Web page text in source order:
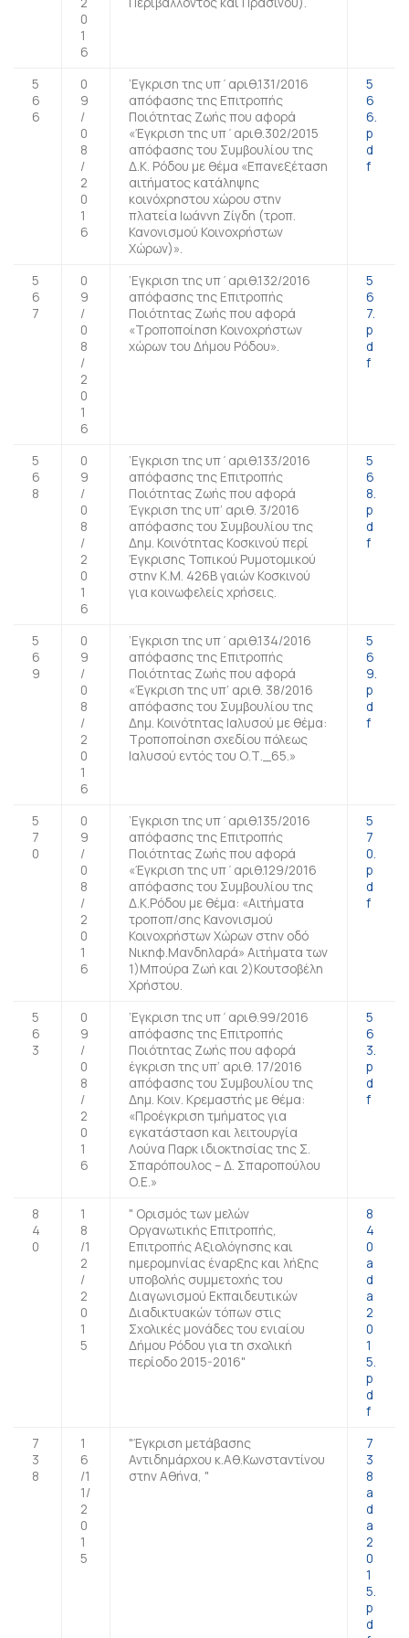
0
1
6
5
6
6
0
9
/
0
8
/
2
0
1
6
’Εγκριση της υπ΄αριθ.131/2016
απόφασης της Επιτροπής
Ποιότητας Ζωής που αφορά
«Έγκριση της υπ΄αριθ.302/2015
απόφασης του Συμβουλίου της
Δ.Κ. Ρόδου με θέμα «Επανεξέταση
αιτήματος κατάληψης
κοινόχρηστου χώρου στην
πλατεία Ιωάννη Ζίγδη (τροπ.
Κανονισμού Κοινοχρήστων
Χώρων)».
5
6
6.
p
d
f
5
6
7
0
9
/
0
8
/
2
0
1
6
’Εγκριση της υπ΄αριθ.132/2016
απόφασης της Επιτροπής
Ποιότητας Ζωής που αφορά
«Τροποποίηση Κοινοχρήστων
χώρων του Δήμου Ρόδου».
5
6
7.
p
d
f
5
6
8
0
9
/
0
8
/
2
0
1
6
’Εγκριση της υπ΄αριθ.133/2016
απόφασης της Επιτροπής
Ποιότητας Ζωής που αφορά
Έγκριση της υπ’ αριθ. 3/2016
απόφασης του Συμβουλίου της
Δημ. Κοινότητας Κοσκινού περί
Έγκρισης Τοπικού Ρυμοτομικού
στην Κ.Μ. 426Β γαιών Κοσκινού
για κοινωφελείς χρήσεις.
5
6
8.
p
d
f
5
6
9
0
9
/
0
8
/
2
0
1
6
’Εγκριση της υπ΄αριθ.134/2016
απόφασης της Επιτροπής
Ποιότητας Ζωής που αφορά
«Έγκριση της υπ’ αριθ. 38/2016
απόφασης του Συμβουλίου της
Δημ. Κοινότητας Ιαλυσού με θέμα:
Τροποποίηση σχεδίου πόλεως
Ιαλυσού εντός του Ο.Τ._65.»
5
6
9.
p
d
f
5
7
0
0
9
/
0
8
/
2
0
1
6
’Εγκριση της υπ΄αριθ.135/2016
απόφασης της Επιτροπής
Ποιότητας Ζωής που αφορά
«Έγκριση της υπ΄αριθ.129/2016
απόφασης του Συμβουλίου της
Δ.Κ.Ρόδου με θέμα: «Αιτήματα
τροποπ/σης Κανονισμού
Κοινοχρήστων Χώρων στην οδό
Νικηφ.Μανδηλαρά» Αιτήματα των
1)Μπούρα Ζωή και 2)Κουτσοβέλη
Χρήστου.
5
7
0.
p
d
f
5
6
3
0
9
/
0
8
/
2
0
1
6
’Εγκριση της υπ΄αριθ.99/2016
απόφασης της Επιτροπής
Ποιότητας Ζωής που αφορά
έγκριση της υπ’ αριθ. 17/2016
απόφασης του Συμβουλίου της
Δημ. Κοιν. Κρεμαστής με θέμα:
«Προέγκριση τμήματος για
εγκατάσταση και λειτουργία
Λούνα Παρκ ιδιοκτησίας της Σ.
Σπαρόπουλος – Δ. Σπαροπούλου
Ο.Ε.»
5
6
3.
p
d
f
8
4
0
1
8
/1
2
/
2
0
1
5
" Ορισμός των μελών
Οργανωτικής Επιτροπής,
Επιτροπής Αξιολόγησης και
ημερομηνίας έναρξης και λήξης
υποβολής συμμετοχής του
Διαγωνισμού Εκπαιδευτικών
Διαδικτυακών τόπων στις
Σχολικές μονάδες του ενιαίου
Δήμου Ρόδου για τη σχολική
περίοδο 2015-2016"
8
4
0
a
d
a
2
0
1
5.
p
d
f
7
3
8
1
6
/1
1/
2
0
1
5
"Έγκριση μετάβασης
Αντιδημάρχου κ.Αθ.Κωνσταντίνου
στην Αθήνα, "
7
3
8
a
d
a
2
0
1
5.
p
d